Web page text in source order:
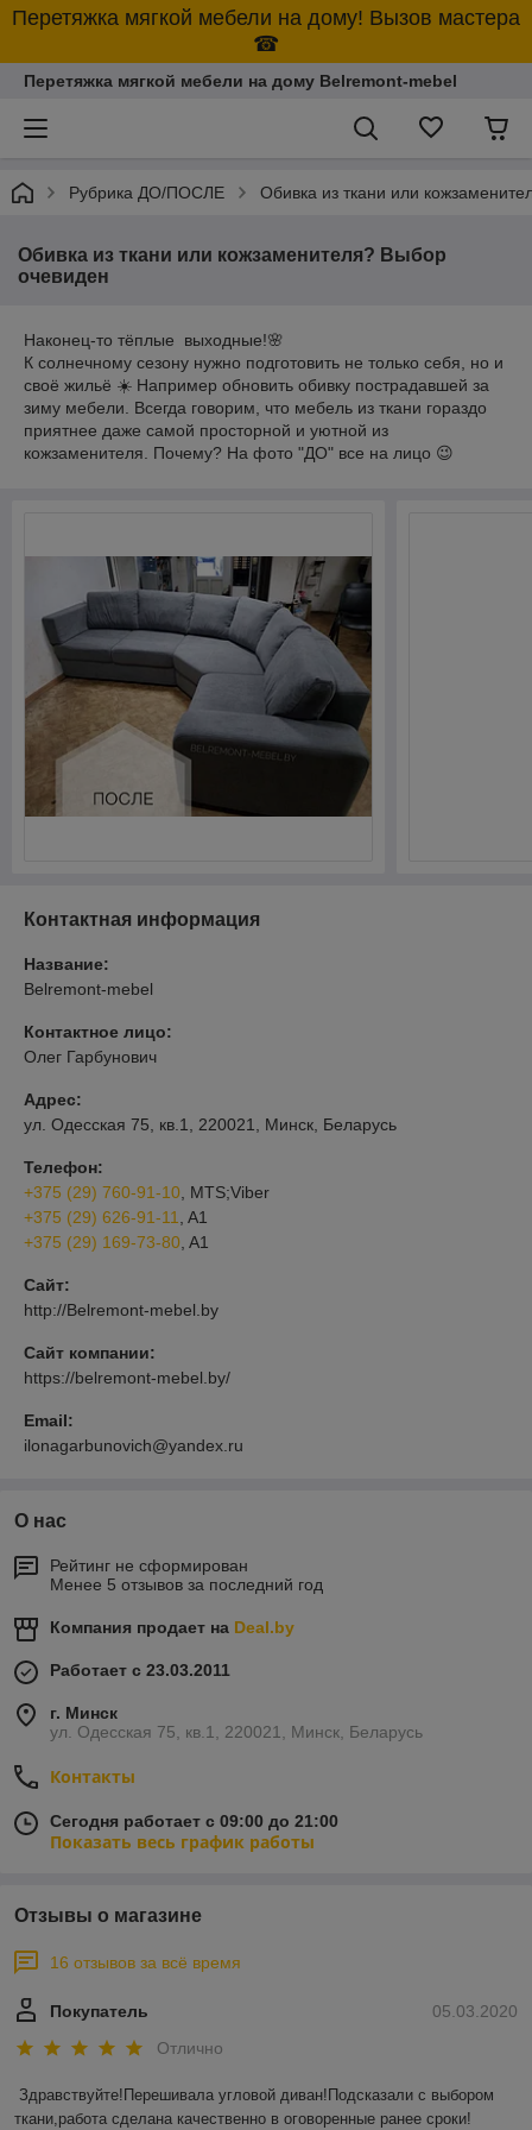
Перетяжка мягкой мебели на дому! Вызов мастера
☎
Перетяжка мягкой мебели на дому Belremont-mebel
Рубрика ДО/ПОСЛЕ Обивка из ткани или
Обивка из ткани или кожзаменителя? Выбор
очевиден
Наконец-то тёплые выходные!🌸
К солнечному сезону нужно подготовить не только себя, но и
своё жильё ☀️ Например обновить обивку пострадавшей за
зиму мебели. Всегда говорим, что мебель из ткани гораздо
приятнее даже самой просторной и уютной из
кожзаменителя. Почему? На фото "ДО" все на лицо 😉
Контактная информация
Название:
Belremont-mebel
Контактное лицо:
Олег Гарбунович
Адрес:
ул. Одесская 75, кв.1, 220021, Минск, Беларусь
Телефон:
+375 (29) 760-91-10 , MTS;Viber
+375 (29) 626-91-11
, A1
+375 (29) 169-73-80 , A1
Сайт:
http://Belremont-mebel.by
Сайт компании:
https://belremont-mebel.by/
Email:
ilonagarbunovich@yandex.ru
О нас
Рейтинг не сформирован
Менее 5 отзывов за последний год
Компания продает на Deal.by
Работает с 23.03.2011
г. Минск
ул. Одесская 75, кв.1, 220021, Минск, Беларусь
Контакты
Сегодня работает с 09:00 до 21:00
Показать весь график работы
Отзывы о магазине
16 отзывов за всё время
05.03.2020
Покупатель
Отлично
Здравствуйте!Перешивала угловой диван!Подсказали с выбором
ткани,работа сделана качественно в оговоренные ранее сроки!